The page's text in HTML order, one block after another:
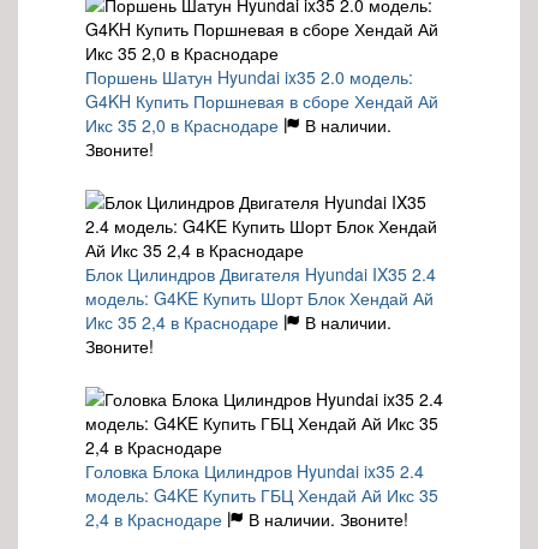
Поршень Шатун Hyundai ix35 2.0 модель:
G4KH Купить Поршневая в сборе Хендай Ай
Икс 35 2,0 в Краснодаре
В наличии.
Звоните!
Блок Цилиндров Двигателя Hyundai IX35 2.4
модель: G4KE Купить Шорт Блок Хендай Ай
Икс 35 2,4 в Краснодаре
В наличии.
Звоните!
Головка Блока Цилиндров Hyundai ix35 2.4
модель: G4KE Купить ГБЦ Хендай Ай Икс 35
2,4 в Краснодаре
В наличии. Звоните!